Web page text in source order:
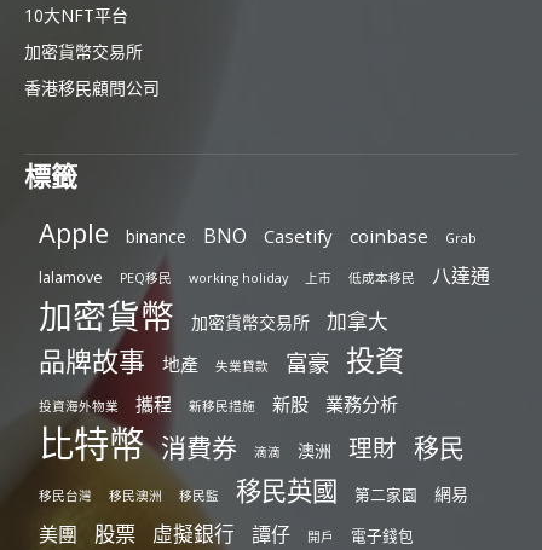
10大NFT平台
加密貨幣交易所
香港移民顧問公司
標籤
Apple binance BNO Casetify coinbase Grab
lalamove PEQ移民 working holiday 上市 低成本移民 八達通
加密貨幣 加密貨幣交易所 加拿大
品牌故事 地產 失業貸款 富豪 投資
投資海外物業 攜程 新移民措施 新股 業務分析
比特幣 消費券 滴滴 澳洲 理財 移民
移民台灣 移民澳洲 移民監 移民英國 第二家園 網易
美團 股票 虛擬銀行 譚仔 開戶 電子錢包